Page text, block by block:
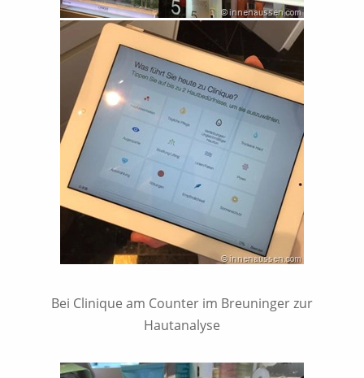
Bei Clinique am Counter im Breuninger zur
Hautanalyse